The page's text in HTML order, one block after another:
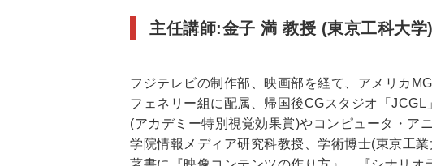
主任講師:金子 満 教授 (東京工科大学)
フジテレビの制作部、映画部を経て、アメリカ
フェネリー組に配属、帰国後CGスタジオ「
(アカデミー特別視覚効果賞)やコンピュータ・ア
学院情報メディア研究科教授、学術博士(東京工業